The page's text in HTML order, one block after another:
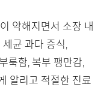
약해지면서 소장 내
균 과다 증식,
룩함, 복부 팽만감,
알리고 적절한 진료